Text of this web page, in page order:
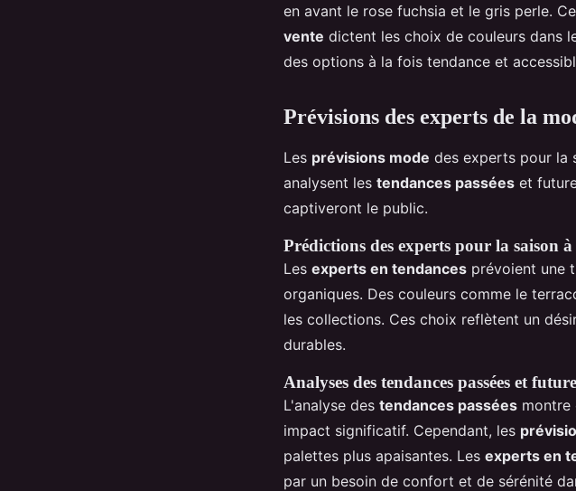
en avant le rose fuchsia et le gris perle.
vente dictent les choix de couleurs dans
des options à la fois tendance et
Prévisions des experts de la
Les prévisions mode des experts pour la
analysent les tendances passées et
captiveront le public.
Prédictions des experts pour la saison
Les experts en tendances prévoient une
organiques. Des couleurs comme le
les collections. Ces choix reflètent un
durables.
Analyses des tendances passées et
L'analyse des tendances passées montre
impact significatif. Cependant, les
palettes plus apaisantes. Les experts en
par un besoin de confort et de sérénité